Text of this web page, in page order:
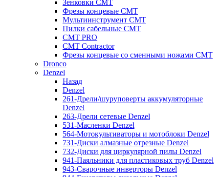
Зенковки СМТ
Фрезы концевые CMT
Мультиинструмент СМТ
Пилки сабельные СМТ
CMT PRO
CMT Contractor
Фрезы концевые со сменными ножами CMT
Dronco
Denzel
Назад
Denzel
261-Дрели/шуруповерты аккумуляторные
Denzel
263-Дрели сетевые Denzel
531-Масленки Denzel
564-Мотокультиваторы и мотоблоки Denzel
731-Диски алмазные отрезные Denzel
732-Диски для циркулярной пилы Denzel
941-Паяльники для пластиковых труб Denzel
943-Сварочные инверторы Denzel